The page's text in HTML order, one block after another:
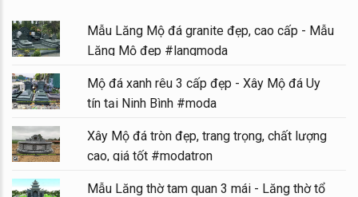
Mẫu Lăng Mộ đá granite đẹp, cao cấp - Mẫu
Lăng Mộ đẹp #langmoda
Mộ đá xanh rêu 3 cấp đẹp - Xây Mộ đá Uy
tín tại Ninh Bình #moda
Xây Mộ đá tròn đẹp, trang trọng, chất lượng
cao, giá tốt #modatron
Mẫu Lăng thờ tam quan 3 mái - Lăng thờ tổ